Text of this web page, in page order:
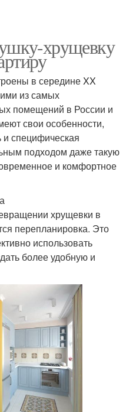
хрущевку
в середине XX
из самых
помещений в России и
свои особенности,
специфическая
подходом даже такую
и комфортное
хрущевки в
перепланировка. Это
использовать
более удобную и